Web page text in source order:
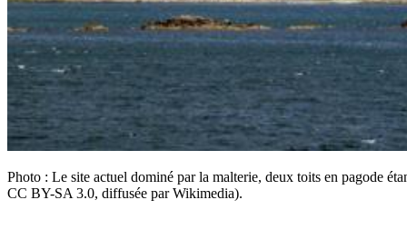
Photo : Le site actuel dominé par la malterie, deux toits en pagode
CC BY-SA 3.0, diffusée par Wikimedia).